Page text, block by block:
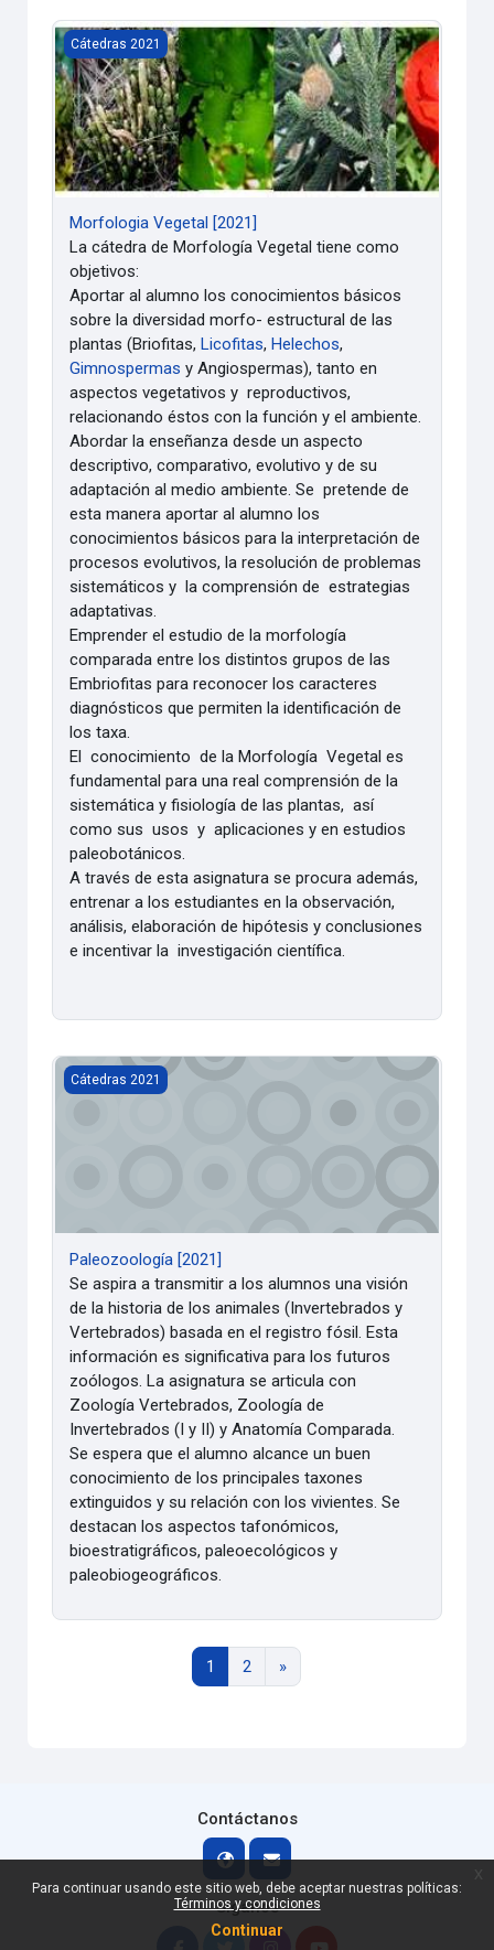
Para continuar usando este sitio web, debe aceptar nuestras políticas:
Términos y condiciones
Continuar
x
Morfologia Vegetal [2021]
Cátedras 2021
Morfologia Vegetal [2021]
La cátedra de Morfología Vegetal tiene como
objetivos:
Aportar al alumno los conocimientos básicos
sobre la diversidad morfo- estructural de las
plantas (Briofitas, Licofitas, Helechos,
Gimnospermas y Angiospermas), tanto en
aspectos vegetativos y reproductivos,
relacionando éstos con la función y el ambiente.
Abordar la enseñanza desde un aspecto
descriptivo, comparativo, evolutivo y de su
adaptación al medio ambiente. Se pretende de
esta manera aportar al alumno los
conocimientos básicos para la interpretación de
procesos evolutivos, la resolución de problemas
sistemáticos y la comprensión de estrategias
adaptativas.
Emprender el estudio de la morfología
comparada entre los distintos grupos de las
Embriofitas para reconocer los caracteres
diagnósticos que permiten la identificación de
los taxa.
El conocimiento de la Morfología Vegetal es
fundamental para una real comprensión de la
sistemática y fisiología de las plantas, así
como sus usos y aplicaciones y en estudios
paleobotánicos.
A través de esta asignatura se procura además,
entrenar a los estudiantes en la observación,
análisis, elaboración de hipótesis y conclusiones
e incentivar la investigación científica.
Paleozoología [2021]
Cátedras 2021
Paleozoología [2021]
Se aspira a transmitir a los alumnos una visión
de la historia de los animales (Invertebrados y
Vertebrados) basada en el registro fósil. Esta
información es significativa para los futuros
zoólogos. La asignatura se articula con
Zoología Vertebrados, Zoología de
Invertebrados (I y II) y Anatomía Comparada.
Se espera que el alumno alcance un buen
conocimiento de los principales taxones
extinguidos y su relación con los vivientes. Se
destacan los aspectos tafonómicos,
bioestratigráficos, paleoecológicos y
paleobiogeográficos.
1 Página 1
2Página 2
»Página siguiente
Contáctanos
Síganos